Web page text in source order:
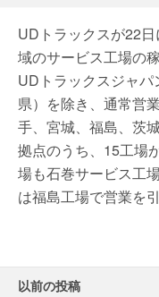
UDトラックスが22
域のサービス工場の
UDトラックスジャ
県）を除き、通常営
手、宮城、福島、茨
拠点のうち、15工場
場も石巻サービス工
は福島工場で営業を
以前の投稿